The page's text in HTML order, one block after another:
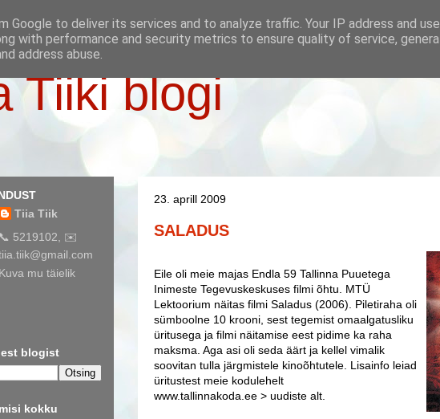
Tiiki blogi
23. aprill 2009
SALADUS
Eile oli meie majas Endla 59 Tallinna Puuetega
Inimeste Tegevuskeskuses filmi õhtu. MTÜ
Lektoorium näitas filmi Saladus (2006). Piletiraha oli
sümboolne 10 krooni, sest tegemist omaalgatusliku
üritusega ja filmi näitamise eest pidime ka raha
maksma. Aga asi oli seda äärt ja kellel vimalik
soovitan tulla järgmistele kinoõhtutele. Lisainfo leiad
üritustest meie kodulehelt
www.tallinnakoda.ee > uudiste alt.
Tiia Tiik
📞 5219102, ✉️
Kuva mu täielik
blogist
kokku
Google to deliver its services and to analyze traffic. Your IP address and
with performance and security metrics to ensure quality of service,
address abuse.